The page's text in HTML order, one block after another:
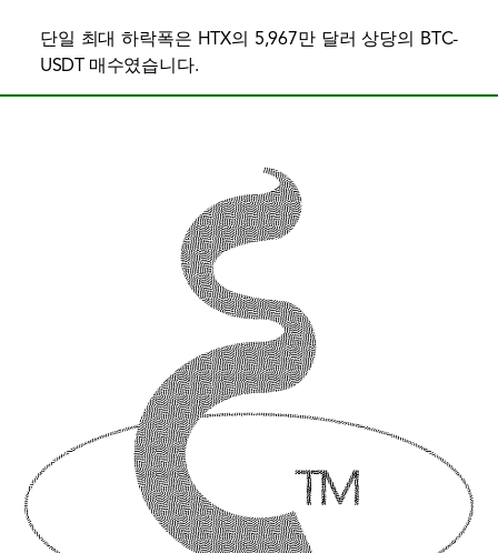
단일 최대 하락폭은 HTX의 5,967만 달러 상당의 BTC-
USDT 매수였습니다.